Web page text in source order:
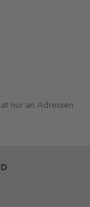
nur an Adressen